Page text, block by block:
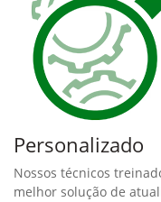
Personalizado
Nossos técnicos
melhor solução de